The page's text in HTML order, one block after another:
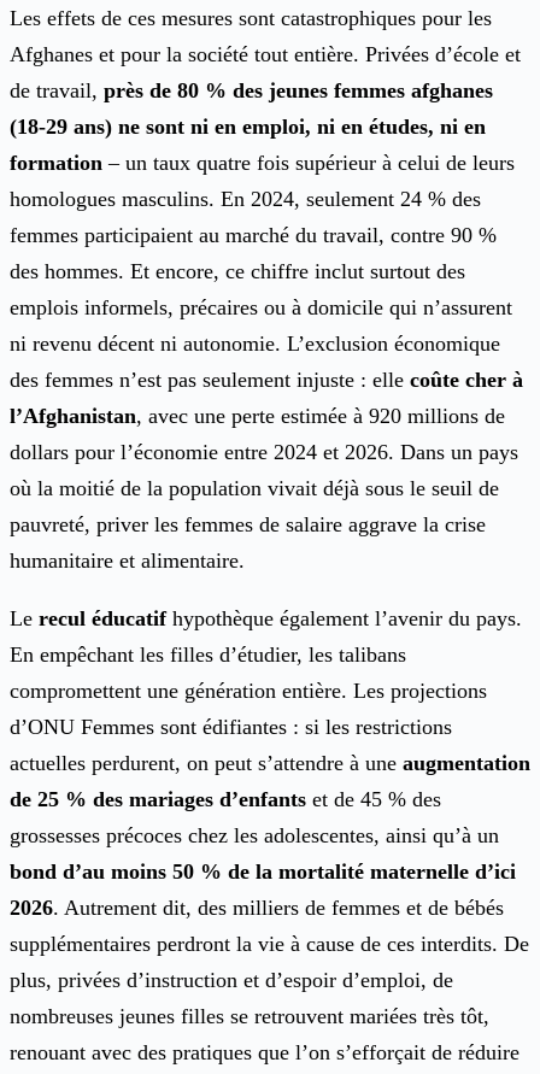
Les effets de ces mesures sont catastrophiques pour les
Afghanes et pour la société tout entière. Privées d’école et
de travail, près de 80 % des jeunes femmes afghanes
(18-29 ans) ne sont ni en emploi, ni en études, ni en
formation – un taux quatre fois supérieur à celui de leurs
homologues masculins. En 2024, seulement 24 % des
femmes participaient au marché du travail, contre 90 %
des hommes. Et encore, ce chiffre inclut surtout des
emplois informels, précaires ou à domicile qui n’assurent
ni revenu décent ni autonomie. L’exclusion économique
des femmes n’est pas seulement injuste : elle coûte cher à
l’Afghanistan, avec une perte estimée à 920 millions de
dollars pour l’économie entre 2024 et 2026. Dans un pays
où la moitié de la population vivait déjà sous le seuil de
pauvreté, priver les femmes de salaire aggrave la crise
humanitaire et alimentaire.
Le recul éducatifhypothèque également l’avenir du pays.
En empêchant les filles d’étudier, les talibans
compromettent une génération entière. Les projections
d’ONU Femmes sont édifiantes : si les restrictions
actuelles perdurent, on peut s’attendre à une augmentation
de 25 % des mariages d’enfants et de 45 % des
grossesses précoces chez les adolescentes, ainsi qu’à un
bond d’au moins 50 % de la mortalité maternelle d’ici
2026. Autrement dit, des milliers de femmes et de bébés
supplémentaires perdront la vie à cause de ces interdits. De
plus, privées d’instruction et d’espoir d’emploi, de
nombreuses jeunes filles se retrouvent mariées très tôt,
renouant avec des pratiques que l’on s’efforçait de réduire